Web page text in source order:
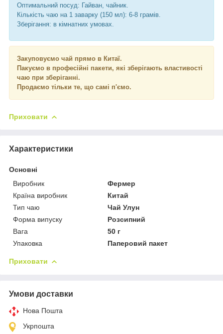
Оптимальний посуд: Гайван, чайник.
Кількість чаю на 1 заварку (150 мл): 6-8 грамів.
Зберігання: в кімнатних умовах.
Закуповуємо чай прямо в Китаї.
Пакуємо в професійні пакети, які зберігають властивості
чаю при зберіганні.
Продаємо тільки те, що самі п'ємо.
Приховати
Характеристики
Основні
Виробник
Фермер
Країна виробник
Китай
Тип чаю
Чай Улун
Форма випуску
Розсипний
Вага
50 г
Упаковка
Паперовий пакет
Приховати
Умови доставки
Нова Пошта
Укрпошта